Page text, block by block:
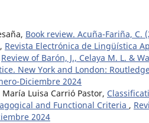
Book review. Acuña-Fariña, C.
, Revista Electrónica de Lingüística
Review of Barón, J., Celaya M. L. &
New York and London:
Diciembre 2024
Luisa Carrió Pastor,
and Functional Criteria ,
2024